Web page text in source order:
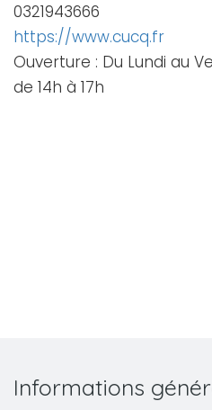
0321943666
https://www.cucq.fr
Ouverture : Du Lundi au
de 14h à 17h
Informations